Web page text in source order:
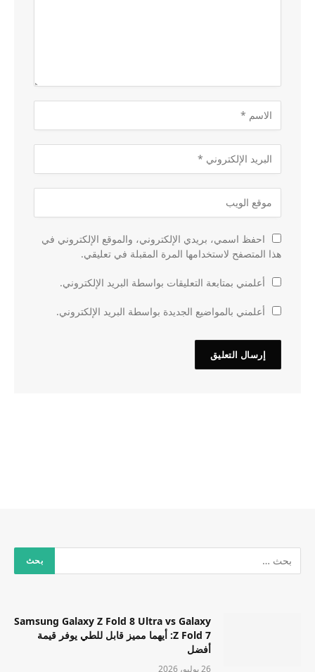
احفظ اسمي، بريدي الإلكتروني، والموقع الإلكتروني في
هذا المتصفح لاستخدامها المرة المقبلة في تعليقي.
أعلمني بمتابعة التعليقات بواسطة البريد الإلكتروني.
أعلمني بالمواضيع الجديدة بواسطة البريد الإلكتروني.
Samsung Galaxy Z Fold 8 Ultra vs Galaxy
Z Fold 7: أيهما مميز قابل للطي يوفر قيمة
أفضل
26 يوليو، 2026